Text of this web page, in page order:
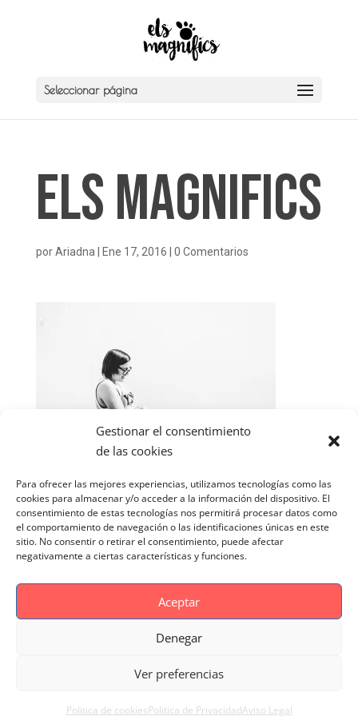
Gestionar el consentimiento
de las cookies
Para ofrecer las mejores experiencias, utilizamos tecnologías como las
cookies para almacenar y/o acceder a la información del dispositivo. El
consentimiento de estas tecnologías nos permitirá procesar datos como
el comportamiento de navegación o las identificaciones únicas en este
sitio. No consentir o retirar el consentimiento, puede afectar
negativamente a ciertas características y funciones.
Aceptar
Denegar
Ver preferencias
Politica de cookiesPolitica de PrivacidadAviso Legal
Seleccionar página
Els Magnifics
porAriadna Ene 17, 2016 0 Comentarios
Politica de Privacidad
Reportaje Magnific